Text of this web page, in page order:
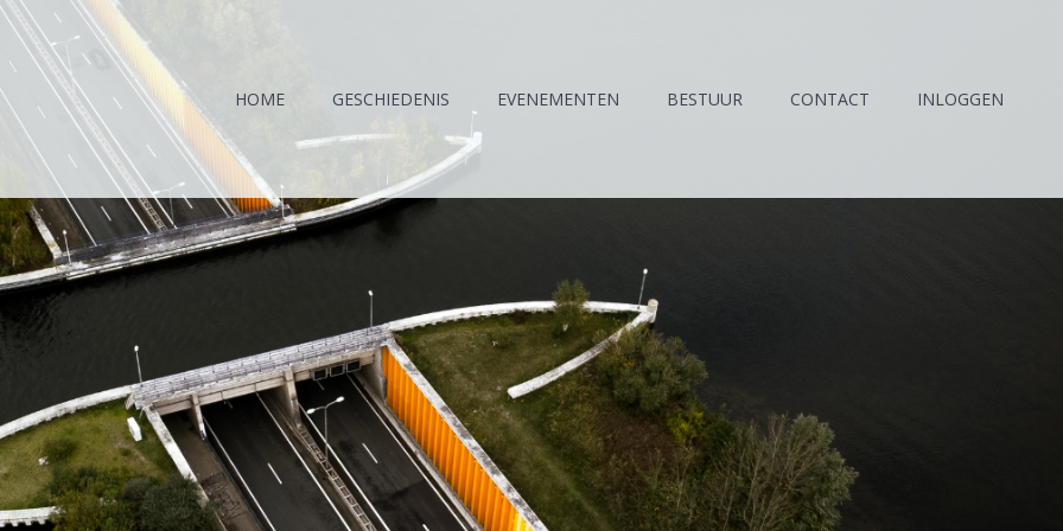
HOME GESCHIEDENIS EVENEMENTEN BESTUUR CONTACT INLOGGEN